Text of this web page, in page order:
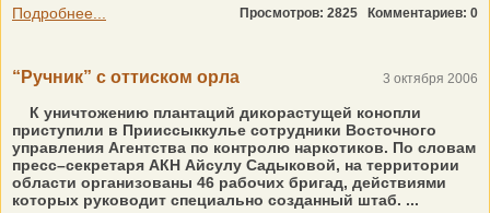
Подробнее...
Просмотров: 2825 Комментариев: 0
“Ручник” с оттиском орла 3 октября 2006
К уничтожению плантаций дикорастущей конопли
приступили в Прииссыккулье сотрудники Восточного
управления Агентства по контролю наркотиков. По словам
пресс–секретаря АКН Айсулу Садыковой, на территории
области организованы 46 рабочих бригад, действиями
которых руководит специально созданный штаб. ...